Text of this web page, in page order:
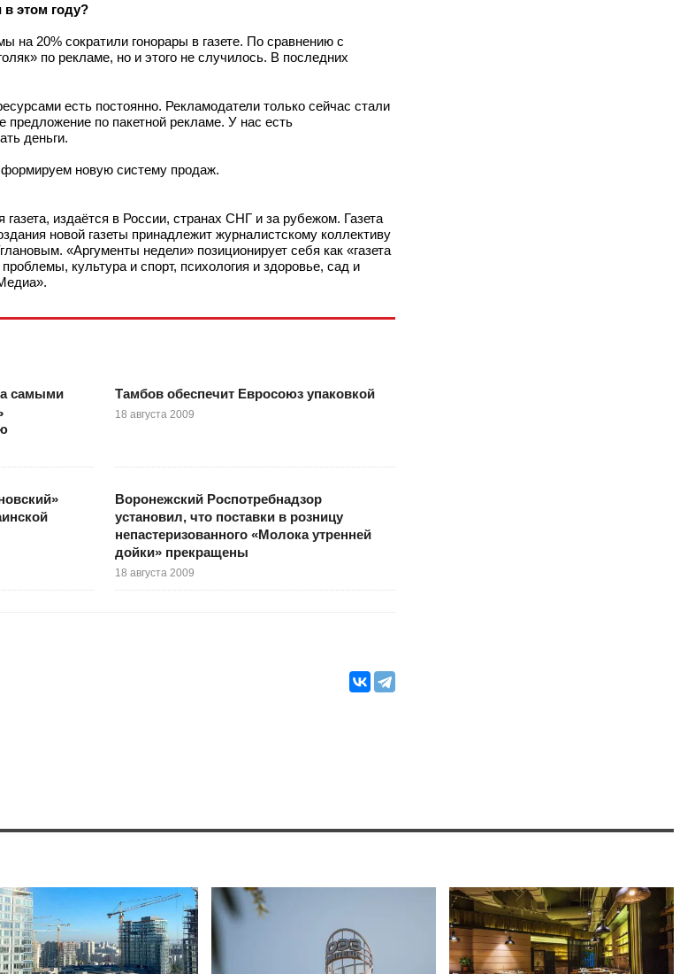
в этом году?
20% сократили гонорары в газете. По сравнению с
по рекламе, но и этого не случилось. В последних
есть постоянно. Рекламодатели только сейчас стали
предложение по пакетной рекламе. У нас есть
деньги.
новую систему продаж.
издаётся в России, странах СНГ и за рубежом. Газета
новой газеты принадлежит журналистскому коллективу
«Аргументы недели» позиционирует себя как «газета
культура и спорт, психология и здоровье, сад и
самыми
Тамбов обеспечит Евросоюз упаковкой
18 августа 2009
Воронежский Роспотребнадзор
установил, что поставки в розницу
непастеризованного «Молока утренней
дойки» прекращены
18 августа 2009